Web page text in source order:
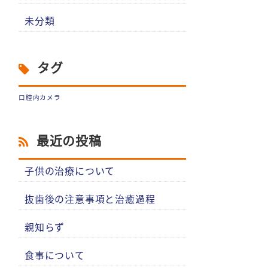
未分類
タグ
口腔内カメラ
最近の投稿
子供の治療について
抜歯後の注意事項と治癒過程
親知らず
食事について